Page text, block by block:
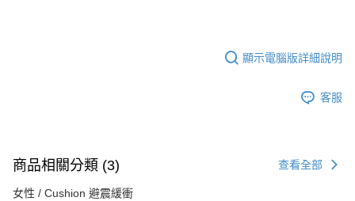
顯示電腦版詳細說明
客服
商品相關分類 (3) 查看全部
女性 / Cushion 避震緩衝